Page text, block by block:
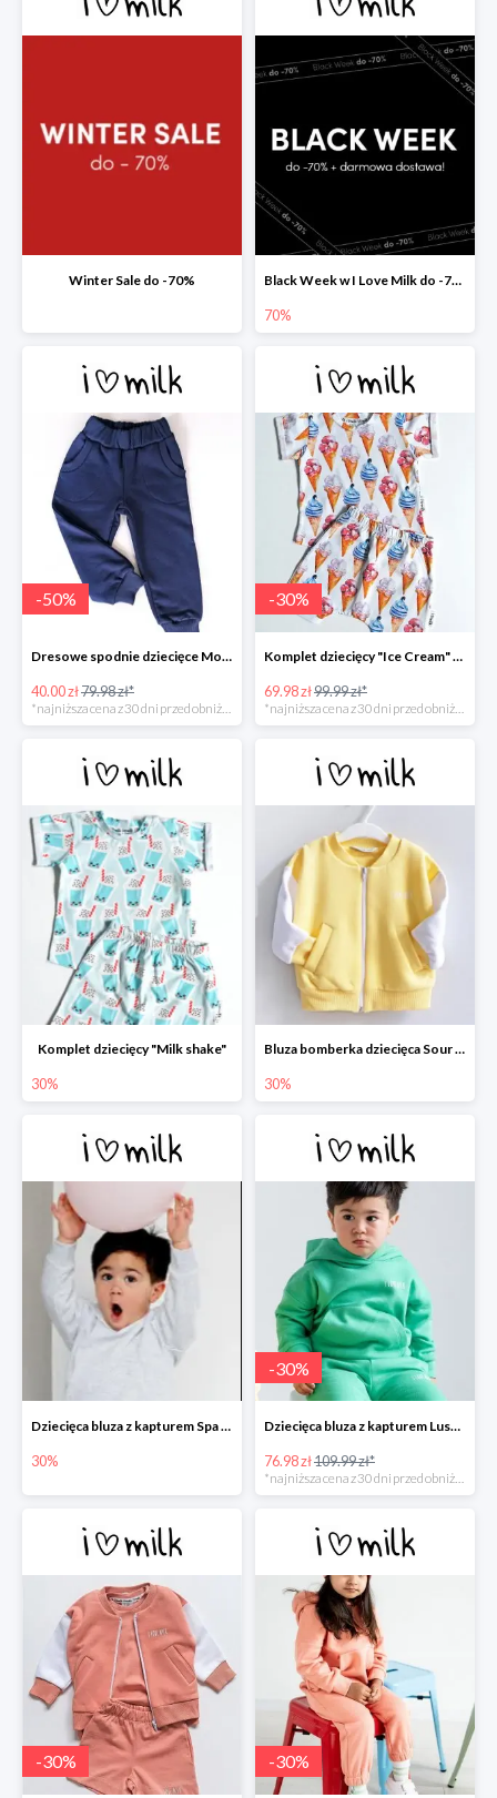
Winter Sale do -70% Black Week w I Love Milk do -70%
70%
-50%
Dresowe spodnie dziecięce Monaco Navy -50%
40.00 zł79.98 zł*
-30%
Komplet dziecięcy "Ice Cream" -30%
69.98 zł99.99 zł*
Komplet dziecięcy "Milk shake"
30%
Bluza bomberka dziecięca Sour Yellow
30%
Dziecięca bluza z kapturem Spa Melange
30%
-30%
Dziecięca bluza z kapturem Lush Green -30%
76.98 zł109.99 zł*
-30% -30%